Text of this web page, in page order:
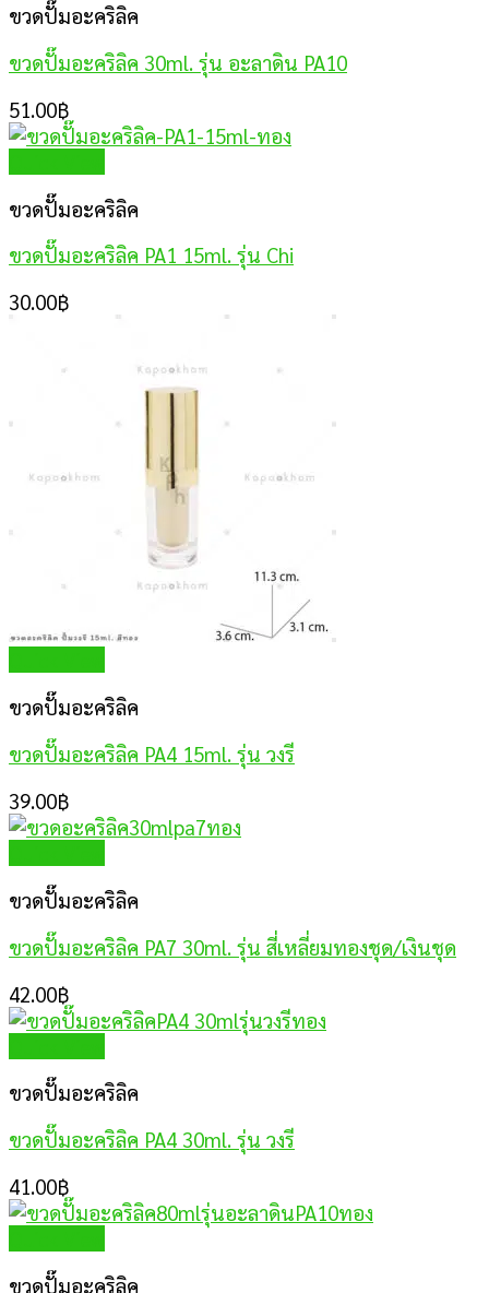
ขวดปั๊มอะคริลิค
ขวดปั๊มอะคริลิค 30ml. รุ่น อะลาดิน PA10
51.00฿
ขวดปั๊มอะคริลิค
ขวดปั๊มอะคริลิค PA1 15ml. รุ่น Chi
30.00฿
ขวดปั๊มอะคริลิค
ขวดปั๊มอะคริลิค PA4 15ml. รุ่น วงรี
39.00฿
ขวดปั๊มอะคริลิค
ขวดปั๊มอะคริลิค PA7 30ml. รุ่น สี่เหลี่ยมทองชุด/เงินชุด
42.00฿
ขวดปั๊มอะคริลิค
ขวดปั๊มอะคริลิค PA4 30ml. รุ่น วงรี
41.00฿
ขวดปั๊มอะคริลิค